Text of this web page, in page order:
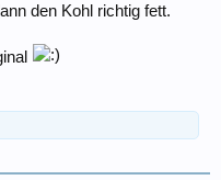
den Kohl richtig fett.